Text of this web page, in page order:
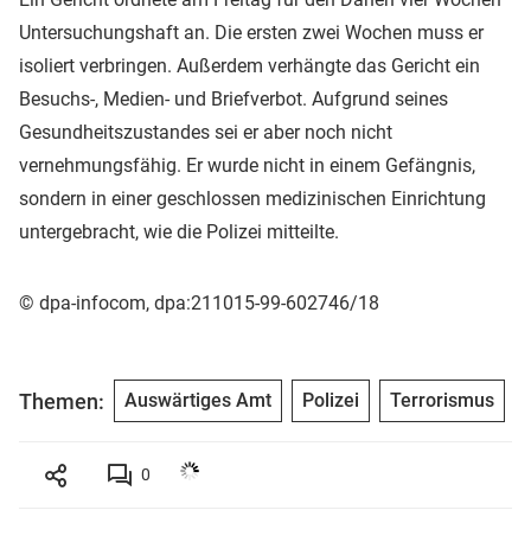
Untersuchungshaft an. Die ersten zwei Wochen muss er
isoliert verbringen. Außerdem verhängte das Gericht ein
Besuchs-, Medien- und Briefverbot. Aufgrund seines
Gesundheitszustandes sei er aber noch nicht
vernehmungsfähig. Er wurde nicht in einem Gefängnis,
sondern in einer geschlossen medizinischen Einrichtung
untergebracht, wie die Polizei mitteilte.
© dpa-infocom, dpa:211015-99-602746/18
Themen: Auswärtiges Amt Polizei Terrorismus
0